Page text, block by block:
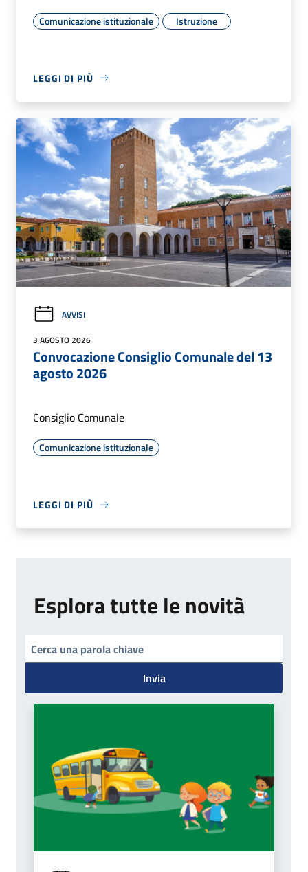
Comunicazione istituzionale Istruzione
LEGGI DI PIÙ
AVVISI
3 AGOSTO 2026
Convocazione Consiglio Comunale del 13
agosto 2026
Consiglio Comunale
Comunicazione istituzionale
LEGGI DI PIÙ
Esplora tutte le novità
Invia